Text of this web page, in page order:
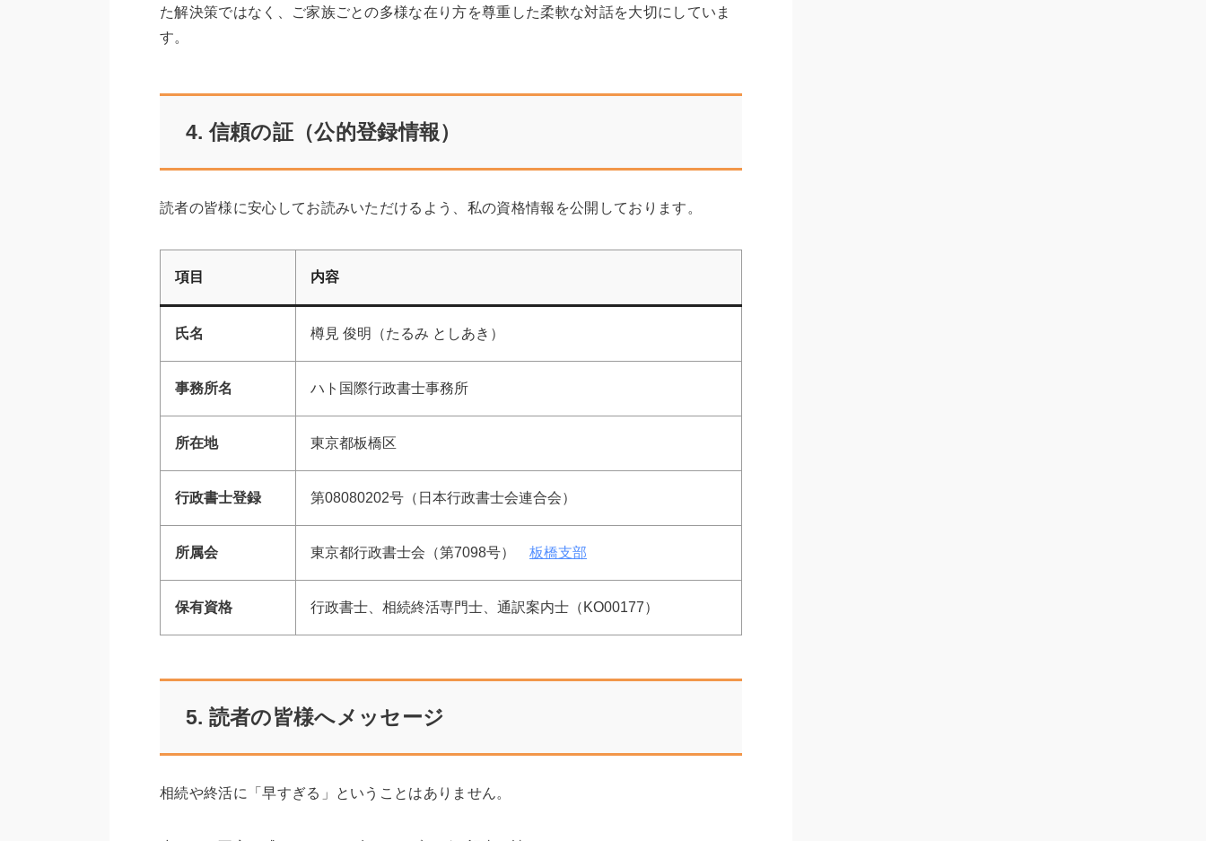
た解決策ではなく、ご家族ごとの多様な在り方を尊重した柔軟な対話を大切にしていま
す。
4. 信頼の証（公的登録情報）
読者の皆様に安心してお読みいただけるよう、私の資格情報を公開しております。
項目 内容
氏名 樽見 俊明（たるみ としあき）
事務所名 ハト国際行政書士事務所
所在地 東京都板橋区
行政書士登録 第08080202号（日本行政書士会連合会）
所属会 東京都行政書士会（第7098号） 板橋支部
保有資格 行政書士、相続終活専門士、通訳案内士（KO00177）
5. 読者の皆様へメッセージ
相続や終活に「早すぎる」ということはありません。